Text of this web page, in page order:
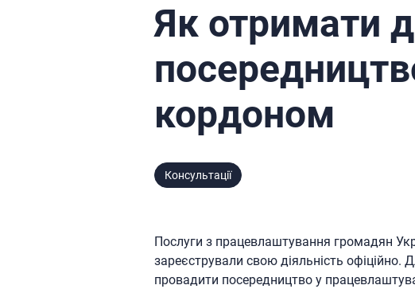
Як отримати
кордоном
Консультації
Послуги з працевлаштування громадян
зареєстрували свою діяльність
провадити посередництво у